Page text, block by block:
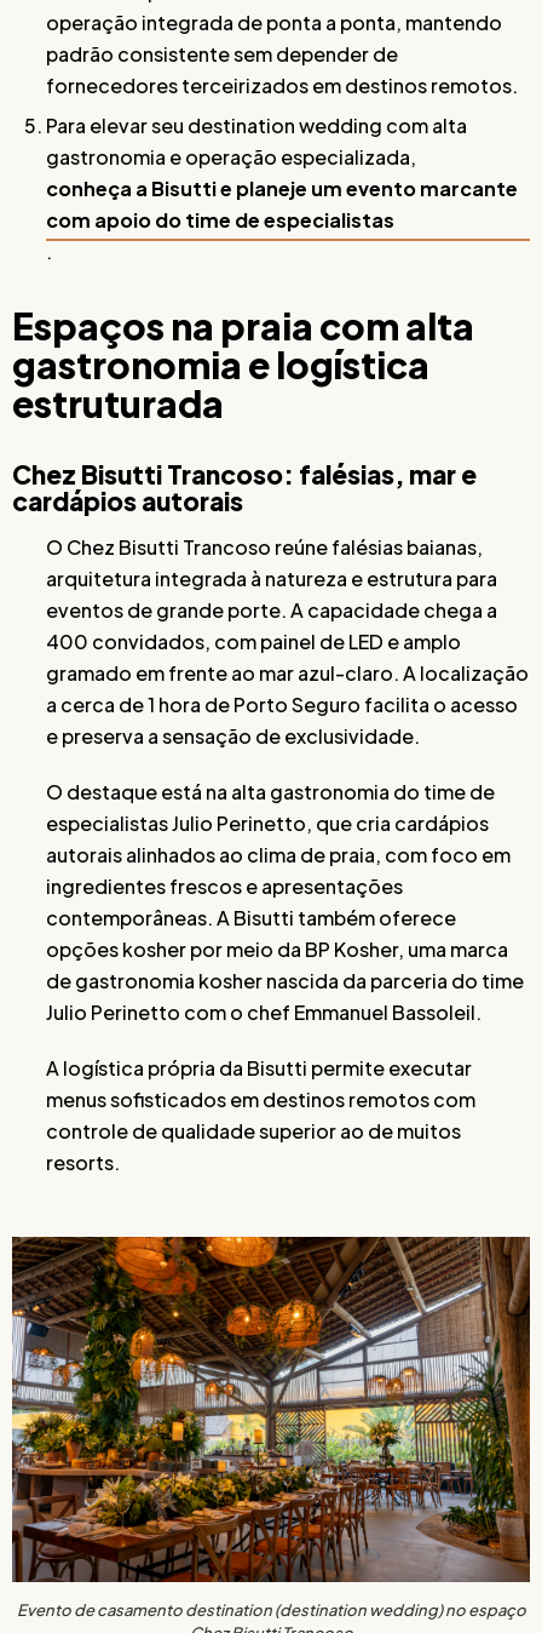
operação integrada de ponta a ponta, mantendo
padrão consistente sem depender de
fornecedores terceirizados em destinos remotos.
Para elevar seu destination wedding com alta
gastronomia e operação especializada,
conheça a Bisutti e planeje um evento marcante
com apoio do time de especialistas
.
Espaços na praia com alta
gastronomia e logística
estruturada
Chez Bisutti Trancoso: falésias, mar e
cardápios autorais
O Chez Bisutti Trancoso reúne falésias baianas,
arquitetura integrada à natureza e estrutura para
eventos de grande porte. A capacidade chega a
400 convidados, com painel de LED e amplo
gramado em frente ao mar azul-claro. A localização
a cerca de 1 hora de Porto Seguro facilita o acesso
e preserva a sensação de exclusividade.
O destaque está na alta gastronomia do time de
especialistas Julio Perinetto, que cria cardápios
autorais alinhados ao clima de praia, com foco em
ingredientes frescos e apresentações
contemporâneas. A Bisutti também oferece
opções kosher por meio da BP Kosher, uma marca
de gastronomia kosher nascida da parceria do time
Julio Perinetto com o chef Emmanuel Bassoleil.
A logística própria da Bisutti permite executar
menus sofisticados em destinos remotos com
controle de qualidade superior ao de muitos
resorts.
Evento de casamento destination (destination wedding) no espaço